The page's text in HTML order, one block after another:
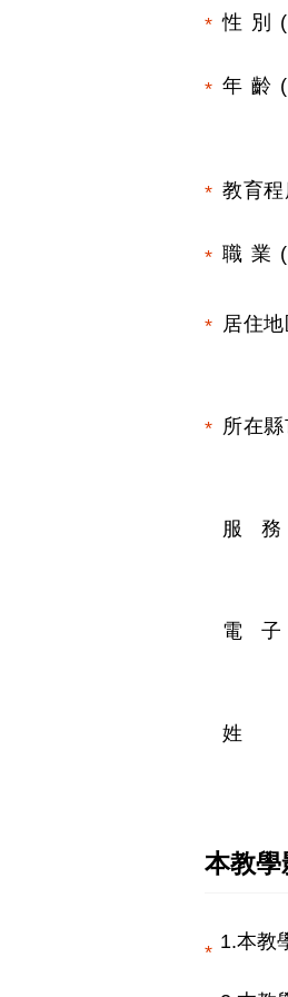
性別
年齡
教育
職業
居住
所在
服
電
本教學
1.本教